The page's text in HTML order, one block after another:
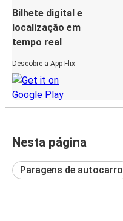
Bilhete digital e
localização em
tempo real
Descobre a App Flix
Nesta página
Paragens de autocarro